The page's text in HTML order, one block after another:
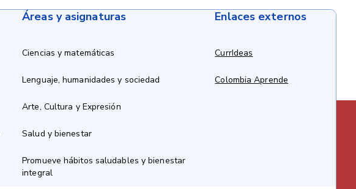
Áreas y asignaturas
Ciencias y matemáticas
Lenguaje, humanidades y sociedad
Arte, Cultura y Expresión
Salud y bienestar
Promueve hábitos saludables y bienestar
integral
Enlaces externos
CurrIdeas
Colombia Aprende